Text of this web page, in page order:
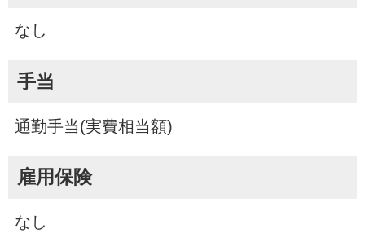
なし
手当
通勤手当(実費相当額)
雇用保険
なし